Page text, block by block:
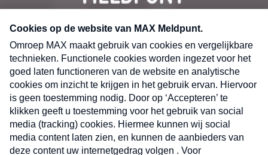
CONTACT
Volg ons op